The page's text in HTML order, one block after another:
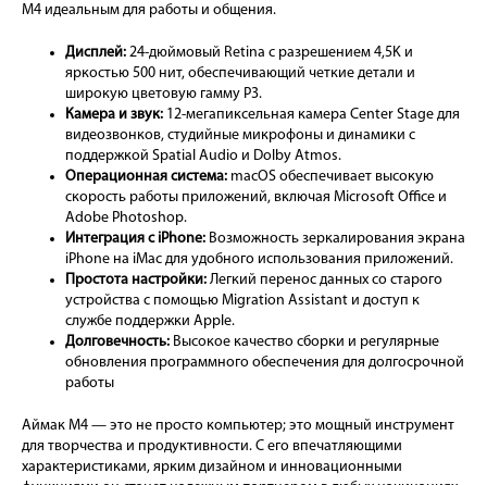
M4 идеальным для работы и общения.
Дисплей: 24-дюймовый Retina с разрешением 4,5K и
яркостью 500 нит, обеспечивающий четкие детали и
широкую цветовую гамму P3.
Камера и звук: 12-мегапиксельная камера Center Stage для
видеозвонков, студийные микрофоны и динамики с
поддержкой Spatial Audio и Dolby Atmos.
Операционная система: macOS обеспечивает высокую
скорость работы приложений, включая Microsoft Office и
Adobe Photoshop.
Интеграция с iPhone: Возможность зеркалирования экрана
iPhone на iMac для удобного использования приложений.
Простота настройки: Легкий перенос данных со старого
устройства с помощью Migration Assistant и доступ к
службе поддержки Apple.
Долговечность: Высокое качество сборки и регулярные
обновления программного обеспечения для долгосрочной
работы
Аймак М4 — это не просто компьютер; это мощный инструмент
для творчества и продуктивности. С его впечатляющими
характеристиками, ярким дизайном и инновационными